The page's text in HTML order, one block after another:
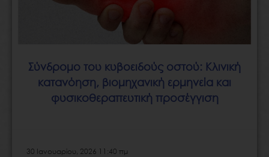
Σύνδρομο του κυβοειδούς οστού: Κλινική
κατανόηση, βιομηχανική ερμηνεία και
φυσικοθεραπευτική προσέγγιση
30 Ιανουαρίου, 2026 11:40 πμ